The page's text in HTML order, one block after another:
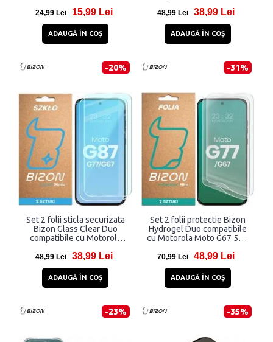
24,99 Lei 15,99 Lei
ADAUGĂ ÎN COŞ
5G, Negru
48,99 Lei 38,99 Lei
ADAUGĂ ÎN COŞ
-20%
Set 2 folii sticla securizata
Bizon Glass Clear Duo
compatibile cu Motorola
5G , Transparent
48,99 Lei 38,99 Lei
ADAUGĂ ÎN COŞ
-31%
Set 2 folii protectie Bizon
Hydrogel Duo compatibile
cu Motorola Moto G67 5G /
70,99 Lei 48,99 Lei
ADAUGĂ ÎN COŞ
-23% -35%